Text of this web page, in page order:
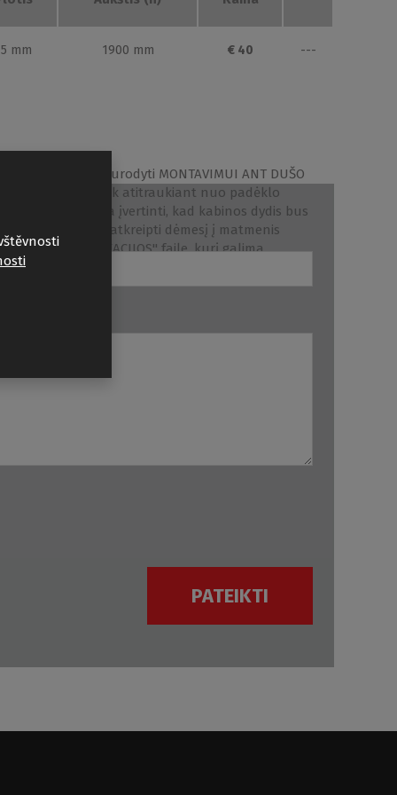
mm 1900 mm € 40 ---
matmenys nurodyti MONTAVIMUI ANT DUŠO
ją šiek tiek atitraukiant nuo padėklo
PLYTELIŲ reikia įvertinti, kad kabinos dydis bus
Todėl būtina atkreipti dėmesį į matmenis
SPECIFIKACIJOS" faile, kurį galima
ir pavardė
PATEIKTI